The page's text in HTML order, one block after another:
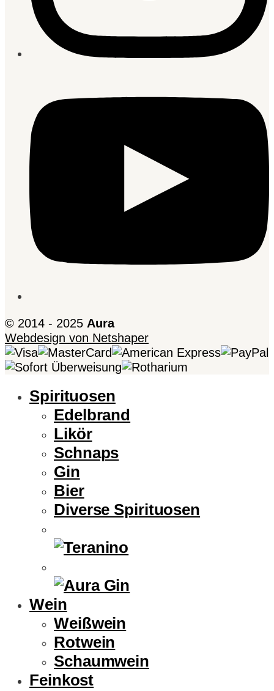
© 2014 - 2025 Aura
Webdesign von Netshaper
Spirituosen
Edelbrand
Likör
Schnaps
Gin
Bier
Diverse Spirituosen
Wein
Weißwein
Rotwein
Schaumwein
Feinkost